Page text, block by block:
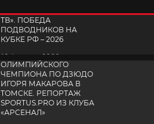
TВ». ПОБЕДА
ПОДВОДНИКОВ НА
КУБКЕ РФ – 2026
19 февраля 2026
СЕМИНАР
ОЛИМПИЙСКОГО
ЧЕМПИОНА ПО ДЗЮДО
ИГОРЯ МАКАРОВА В
ТОМСКЕ. РЕПОРТАЖ
SPORTUS.PRO ИЗ КЛУБА
«АРСЕНАЛ»